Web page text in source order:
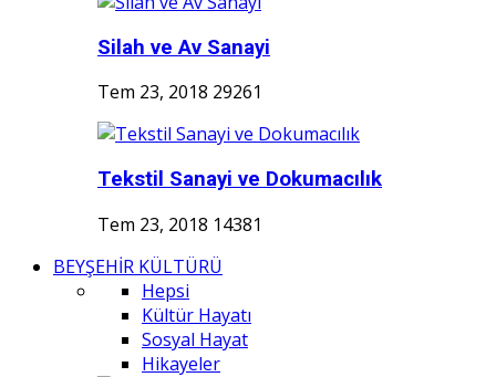
Silah ve Av Sanayi
Tem 23, 2018 29261
Tekstil Sanayi ve Dokumacılık
Tem 23, 2018 14381
BEYŞEHİR KÜLTÜRÜ
Hepsi
Kültür Hayatı
Sosyal Hayat
Hikayeler